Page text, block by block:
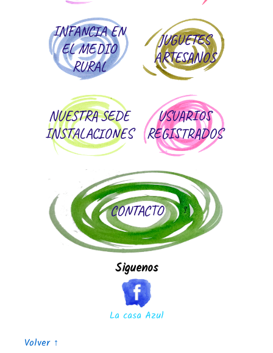
INFANCIA EN
EL MEDIO
RURAL
JUGUETES
ARTESANOS
NUESTRA SEDE
INSTALACIONES
USUARIOS
REGISTRADOS
CONTACTO
Siguenos
La casa Azul
Volver ↑